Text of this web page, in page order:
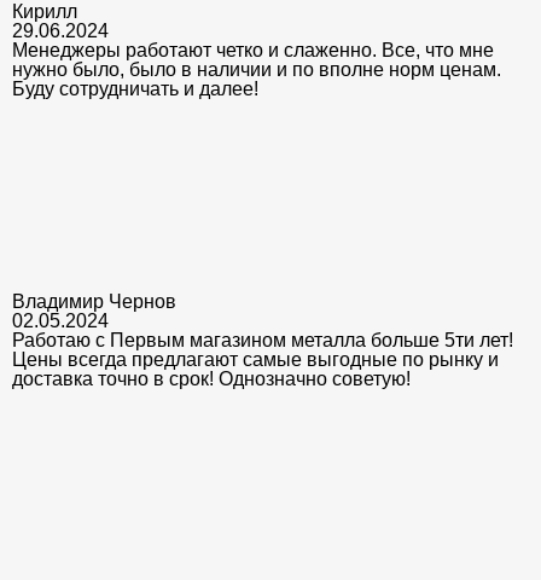
Кирилл
29.06.2024
Менеджеры работают четко и слаженно. Все, что мне
нужно было, было в наличии и по вполне норм ценам.
Буду сотрудничать и далее!
Владимир Чернов
02.05.2024
Работаю с Первым магазином металла больше 5ти лет!
Цены всегда предлагают самые выгодные по рынку и
доставка точно в срок! Однозначно советую!